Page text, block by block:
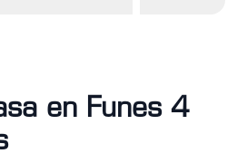
en Funes 4